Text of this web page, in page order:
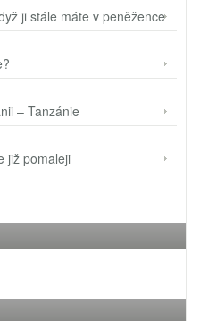
ji stále máte v peněžence
– Tanzánie
již pomaleji